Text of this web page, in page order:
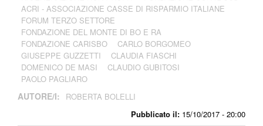
Pubblicato il: 15/10/2017 - 20:00
ACRI - ASSOCIAZIONE CASSE DI RISPARMIO ITALIANE
FORUM TERZO SETTORE
FONDAZIONE DEL MONTE DI BO E RA
FONDAZIONE CARISBO
CARLO BORGOMEO
GIUSEPPE GUZZETTI
CLAUDIA FIASCHI
DOMENICO DE MASI
CLAUDIO GUBITOSI
PAOLO PAGLIARO
AUTORE/I: ROBERTA BOLELLI